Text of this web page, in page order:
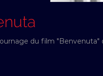
du film "Benvenuta"